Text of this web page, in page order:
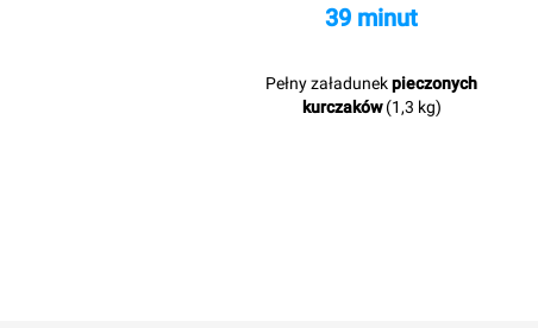
39 minut
Pełny załadunekpieczonych
kurczaków(1,3 kg)